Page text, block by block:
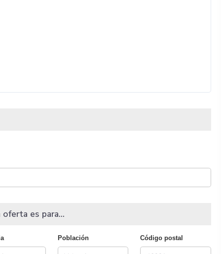
es para...
Población Código postal